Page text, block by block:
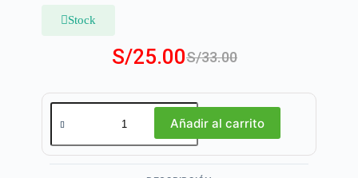
Stock
S/33.00
S/25.00
Añadir al carrito